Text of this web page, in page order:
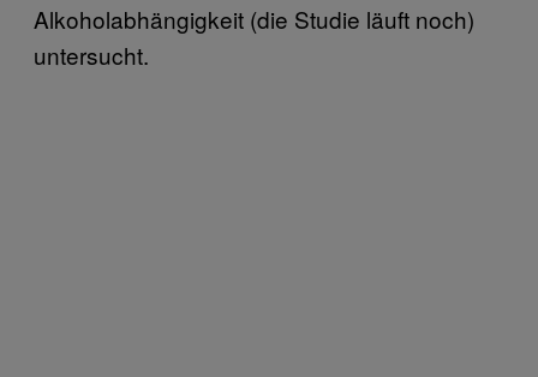
Alkoholabhängigkeit (die Studie läuft noch)
untersucht.